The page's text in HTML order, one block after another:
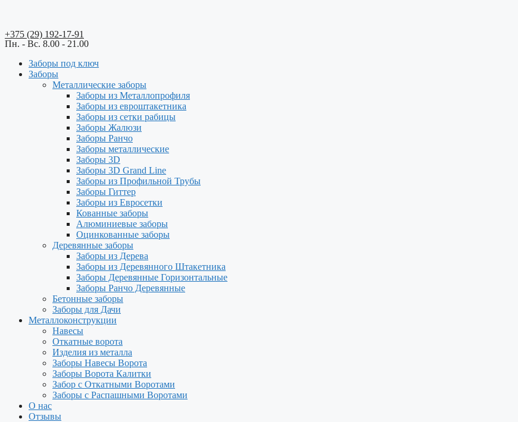
+375 (29) 192-17-91
Пн. - Вс. 8.00 - 21.00
Заборы под ключ
Заборы
Металлические заборы
Заборы из Металлопрофиля
Заборы из евроштакетника
Заборы из сетки рабицы
Заборы Жалюзи
Заборы Ранчо
Заборы металлические
Заборы 3D
Заборы 3D Grand Line
Заборы из Профильной Трубы
Заборы Гиттер
Заборы из Евросетки
Кованные заборы
Алюминиевые заборы
Оцинкованные заборы
Деревянные заборы
Заборы из Дерева
Заборы из Деревянного Штакетника
Заборы Деревянные Горизонтальные
Заборы Ранчо Деревянные
Бетонные заборы
Заборы для Дачи
Металлоконструкции
Навесы
Откатные ворота
Изделия из металла
Заборы Навесы Ворота
Заборы Ворота Калитки
Забор с Откатными Воротами
Заборы с Распашными Воротами
О нас
Отзывы